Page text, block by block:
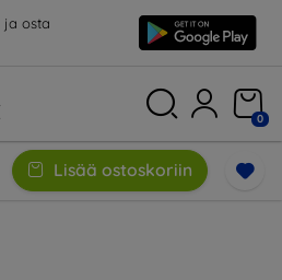
ja osta
0
Lisää ostoskoriin